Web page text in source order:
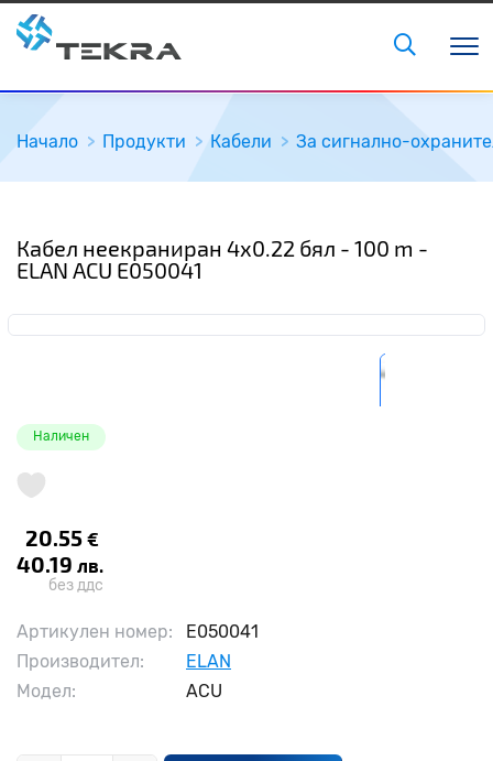
Начало Продукти Кабели За сигнално-
Кабел неекраниран 4х0.22 бял - 100 m -
ELAN ACU E050041
Наличен
20.55 €
40.19 лв.
без ддс
Артикулен номер:
E050041
Производител:
ELAN
Модел:
ACU